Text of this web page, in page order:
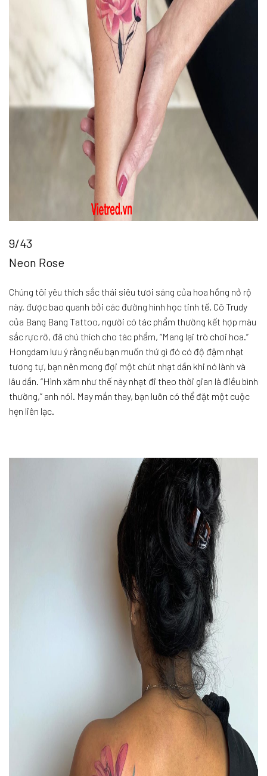
9/43
Neon Rose
Chúng tôi yêu thích sắc thái siêu tươi sáng của hoa hồng nở rộ
này, được bao quanh bởi các đường hình học tinh tế. Cô Trudy
của Bang Bang Tattoo, người có tác phẩm thường kết hợp màu
sắc rực rỡ, đã chú thích cho tác phẩm, “Mang lại trò chơi hoa.”
Hongdam lưu ý rằng nếu bạn muốn thứ gì đó có độ đậm nhạt
tương tự, bạn nên mong đợi một chút nhạt dần khi nó lành và
lâu dần. “Hình xăm như thế này nhạt đi theo thời gian là điều bình
thường,” anh nói. May mắn thay, bạn luôn có thể đặt một cuộc
hẹn liên lạc.